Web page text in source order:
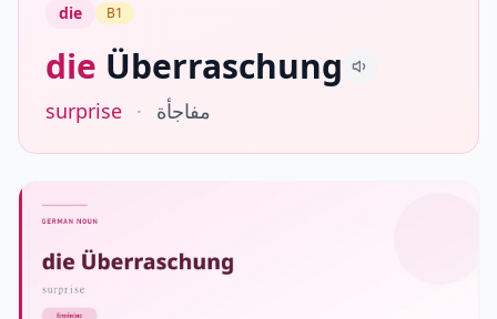
die B1
die Überraschung
surprise · مفاجأة